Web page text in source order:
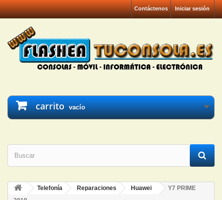
Iniciar sesión
Contáctenos
carrito vacío
Telefonía Reparaciones Huawei
Y7 PRIME